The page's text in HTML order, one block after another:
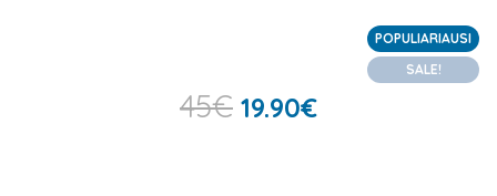
POPULIARIAUSI
SALE!
45€ 19.90€